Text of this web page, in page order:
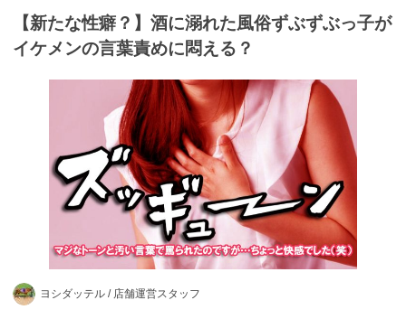
【新たな性癖？】酒に溺れた風俗ずぶずぶっ子が
イケメンの言葉責めに悶える？
ヨシダッテル / 店舗運営スタッフ